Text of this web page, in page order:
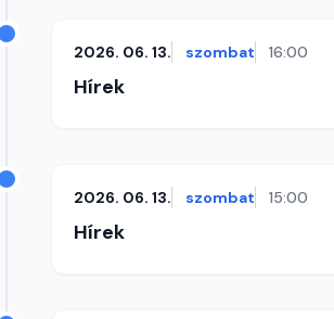
2026. 06. 13. szombat 16:00
Hírek
2026. 06. 13. szombat 15:00
Hírek